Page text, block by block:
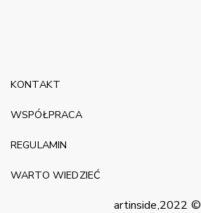
artinside,2022 ©
KONTAKT
WSPÓŁPRACA
REGULAMIN
WARTO WIEDZIEĆ